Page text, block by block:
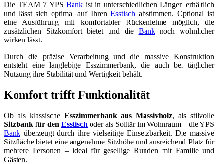
Die TEAM 7 YPSBank ist in unterschiedlichen Längen erhältlich
und lässt sich optimal auf Ihren Esstisch abstimmen. Optional ist
eine Ausführung mit komfortabler Rückenlehne möglich, die
zusätzlichen Sitzkomfort bietet und die Banknoch wohnlicher
wirken lässt.
Durch die präzise Verarbeitung und die massive Konstruktion
entsteht eine langlebige Esszimmerbank, die auch bei täglicher
Nutzung ihre Stabilität und Wertigkeit behält.
Komfort trifft Funktionalität
Ob als klassische Esszimmerbank aus Massivholz, als stilvolle
Sitzbank für den Esstisch oder als Solitär im Wohnraum – die YPS
Bank überzeugt durch ihre vielseitige Einsetzbarkeit. Die massive
Sitzfläche bietet eine angenehme Sitzhöhe und ausreichend Platz für
mehrere Personen – ideal für gesellige Runden mit Familie und
Gästen.